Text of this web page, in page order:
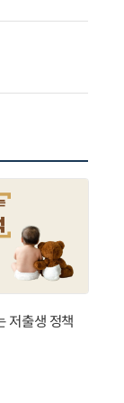
저출생 정책